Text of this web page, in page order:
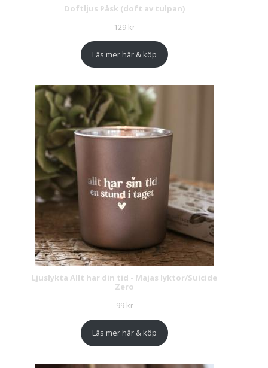
Doftljus Påsk (doft av tulpan)
129 kr
Läs mer här & köp
Ljuslykta Allt har din tid - Majas lyktor/Suicide
Zero
99 kr
Läs mer här & köp